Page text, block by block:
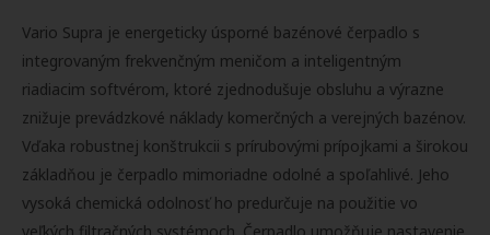
Vario Supra je energeticky úsporné bazénové čerpadlo s
integrovaným frekvenčným meničom a inteligentným
riadiacim softvérom, ktoré zjednodušuje obsluhu a výrazne
znižuje prevádzkové náklady komerčných a verejných bazénov.
Vďaka robustnej konštrukcii s prírubovými prípojkami a širokou
základňou je čerpadlo mimoriadne odolné a spoľahlivé. Jeho
vysoká chemická odolnosť ho predurčuje na použitie vo